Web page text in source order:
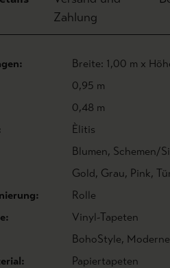
Zahlung
Breite: 1,00 m x
0,95 m
0,48 m
Èlitis
Blumen, Schemen/
Gold, Grau, Pink,
Rolle
Vinyl-Tapeten
BohoStyle,
Papiertapeten